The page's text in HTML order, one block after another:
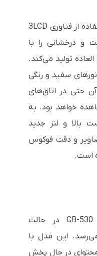
از فناوری 3LCD
و درخشانی را با
تولید می‌کند.
سفید و رنگی
آن حتی در اتاق‌های
خواهد بود. به
بالا و لنز جدید
و دقت فوکوس
است.
CB-530 در حالت
ساعت می‌رسد. این مدل با
محتوای در حال پخش